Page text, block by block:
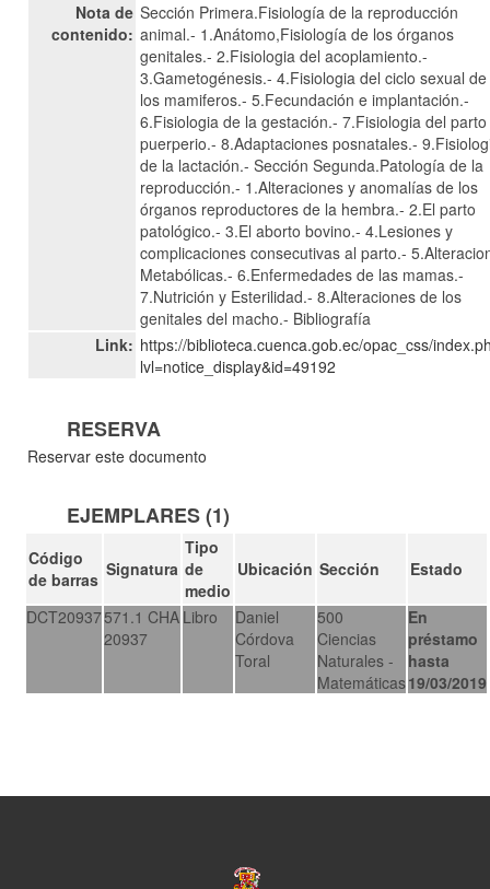
Nota de
contenido:
Sección Primera.Fisiología de la reproducción
animal.- 1.Anátomo,Fisiología de los órganos
genitales.- 2.Fisiologia del acoplamiento.-
3.Gametogénesis.- 4.Fisiologia del ciclo sexual de
los mamiferos.- 5.Fecundación e implantación.-
6.Fisiologia de la gestación.- 7.Fisiologia del
puerperio.- 8.Adaptaciones posnatales.-
de la lactación.- Sección Segunda.Patología de la
reproducción.- 1.Alteraciones y anomalías de los
órganos reproductores de la hembra.- 2.El parto
patológico.- 3.El aborto bovino.- 4.Lesiones y
complicaciones consecutivas al parto.-
Metabólicas.- 6.Enfermedades de las mamas.-
7.Nutrición y Esterilidad.- 8.Alteraciones de los
genitales del macho.- Bibliografía
Link: https://biblioteca.cuenca.gob.ec/opac_css/
lvl=notice_display&id=49192
RESERVA
Reservar este documento
EJEMPLARES (1)
Código
de barras Signatura
Tipo
de
medio
Ubicación Sección Estado
DCT20937571.1 CHA
20937
Libro
Daniel
Córdova
Toral
500
Ciencias
Naturales -
Matemáticas
En
préstamo
hasta
19/03/2019